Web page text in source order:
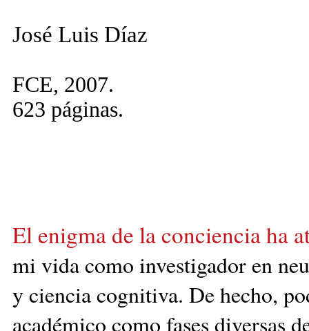
José Luis Díaz
FCE, 2007.
623 páginas.
El enigma de la conciencia ha
mi vida como investigador en
y ciencia cognitiva. De hecho,
académico como fases diversas